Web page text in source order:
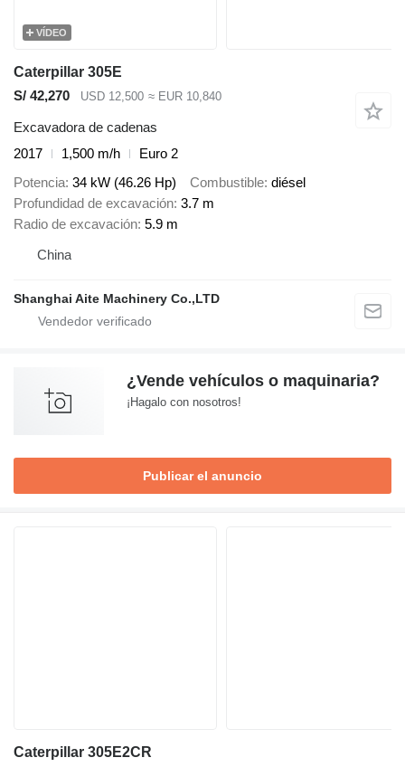
VÍDEO
Caterpillar 305E
S/ 42,270
USD 12,500 ≈ EUR 10,840
Excavadora de cadenas
2017
1,500 m/h
Euro 2
Potencia 34 kW (46.26 Hp) Combustible diésel
Profundidad de excavación 3.7 m
Radio de excavación 5.9 m
China
Shanghai Aite Machinery Co.,LTD
¿Vende vehículos o maquinaria?
¡Hagalo con nosotros!
Publicar el anuncio
Caterpillar 305E2CR